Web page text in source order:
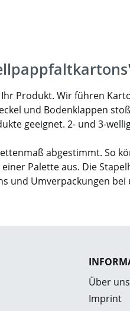
Produkt. Wir führen
und Bodenklappen
geeignet. 2- und 3-
abgestimmt. So
Palette aus. Die
und Umverpackungen
Über uns
Imprint